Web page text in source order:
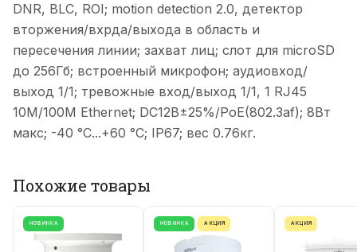
DNR, BLC, ROI; motion detection 2.0, детектор
вторжения/вхрда/выхода в область и
пересечения линии; захват лиц; слот для microSD
до 256Гб; встроенный микрофон; аудиовход/
выход 1/1; тревожные вход/выход 1/1, 1 RJ45
10M/100M Ethernet; DC12В±25%/PoE(802.3af); 8Вт
макс; -40 °C...+60 °C; IP67; вес 0.76кг.
Похожие товары
НОВИНКА НОВИНКА АКЦИЯ АКЦИЯ